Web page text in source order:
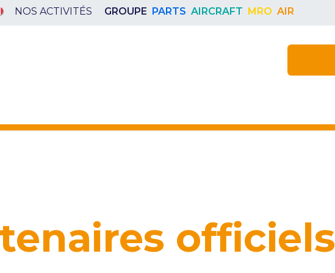
NOS ACTIVITÉS GROUPE PARTS AIRCRAFT MRO AIR
officiels